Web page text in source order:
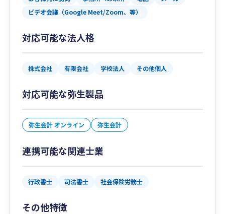
ビデオ会議（Google Meet/Zoom、等）
対応可能な法人格
株式会社 有限会社 学校法人 その他個人
対応可能な弥生製品
弥生会計 オンライン 弥生会計
連携可能な関連士業
行政書士 司法書士 社会保険労務士
その他特徴